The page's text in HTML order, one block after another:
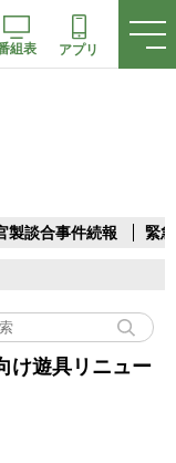
組表 アプリ
製談合事件続報 緊
け遊具リニュー